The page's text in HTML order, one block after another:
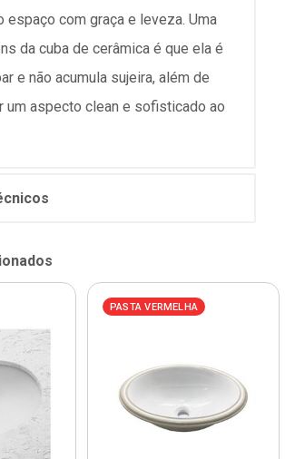
espaço com graça e leveza. Uma
da cuba de cerâmica é que ela é
e não acumula sujeira, além de
um aspecto clean e sofisticado ao
PASTA VERMELHA